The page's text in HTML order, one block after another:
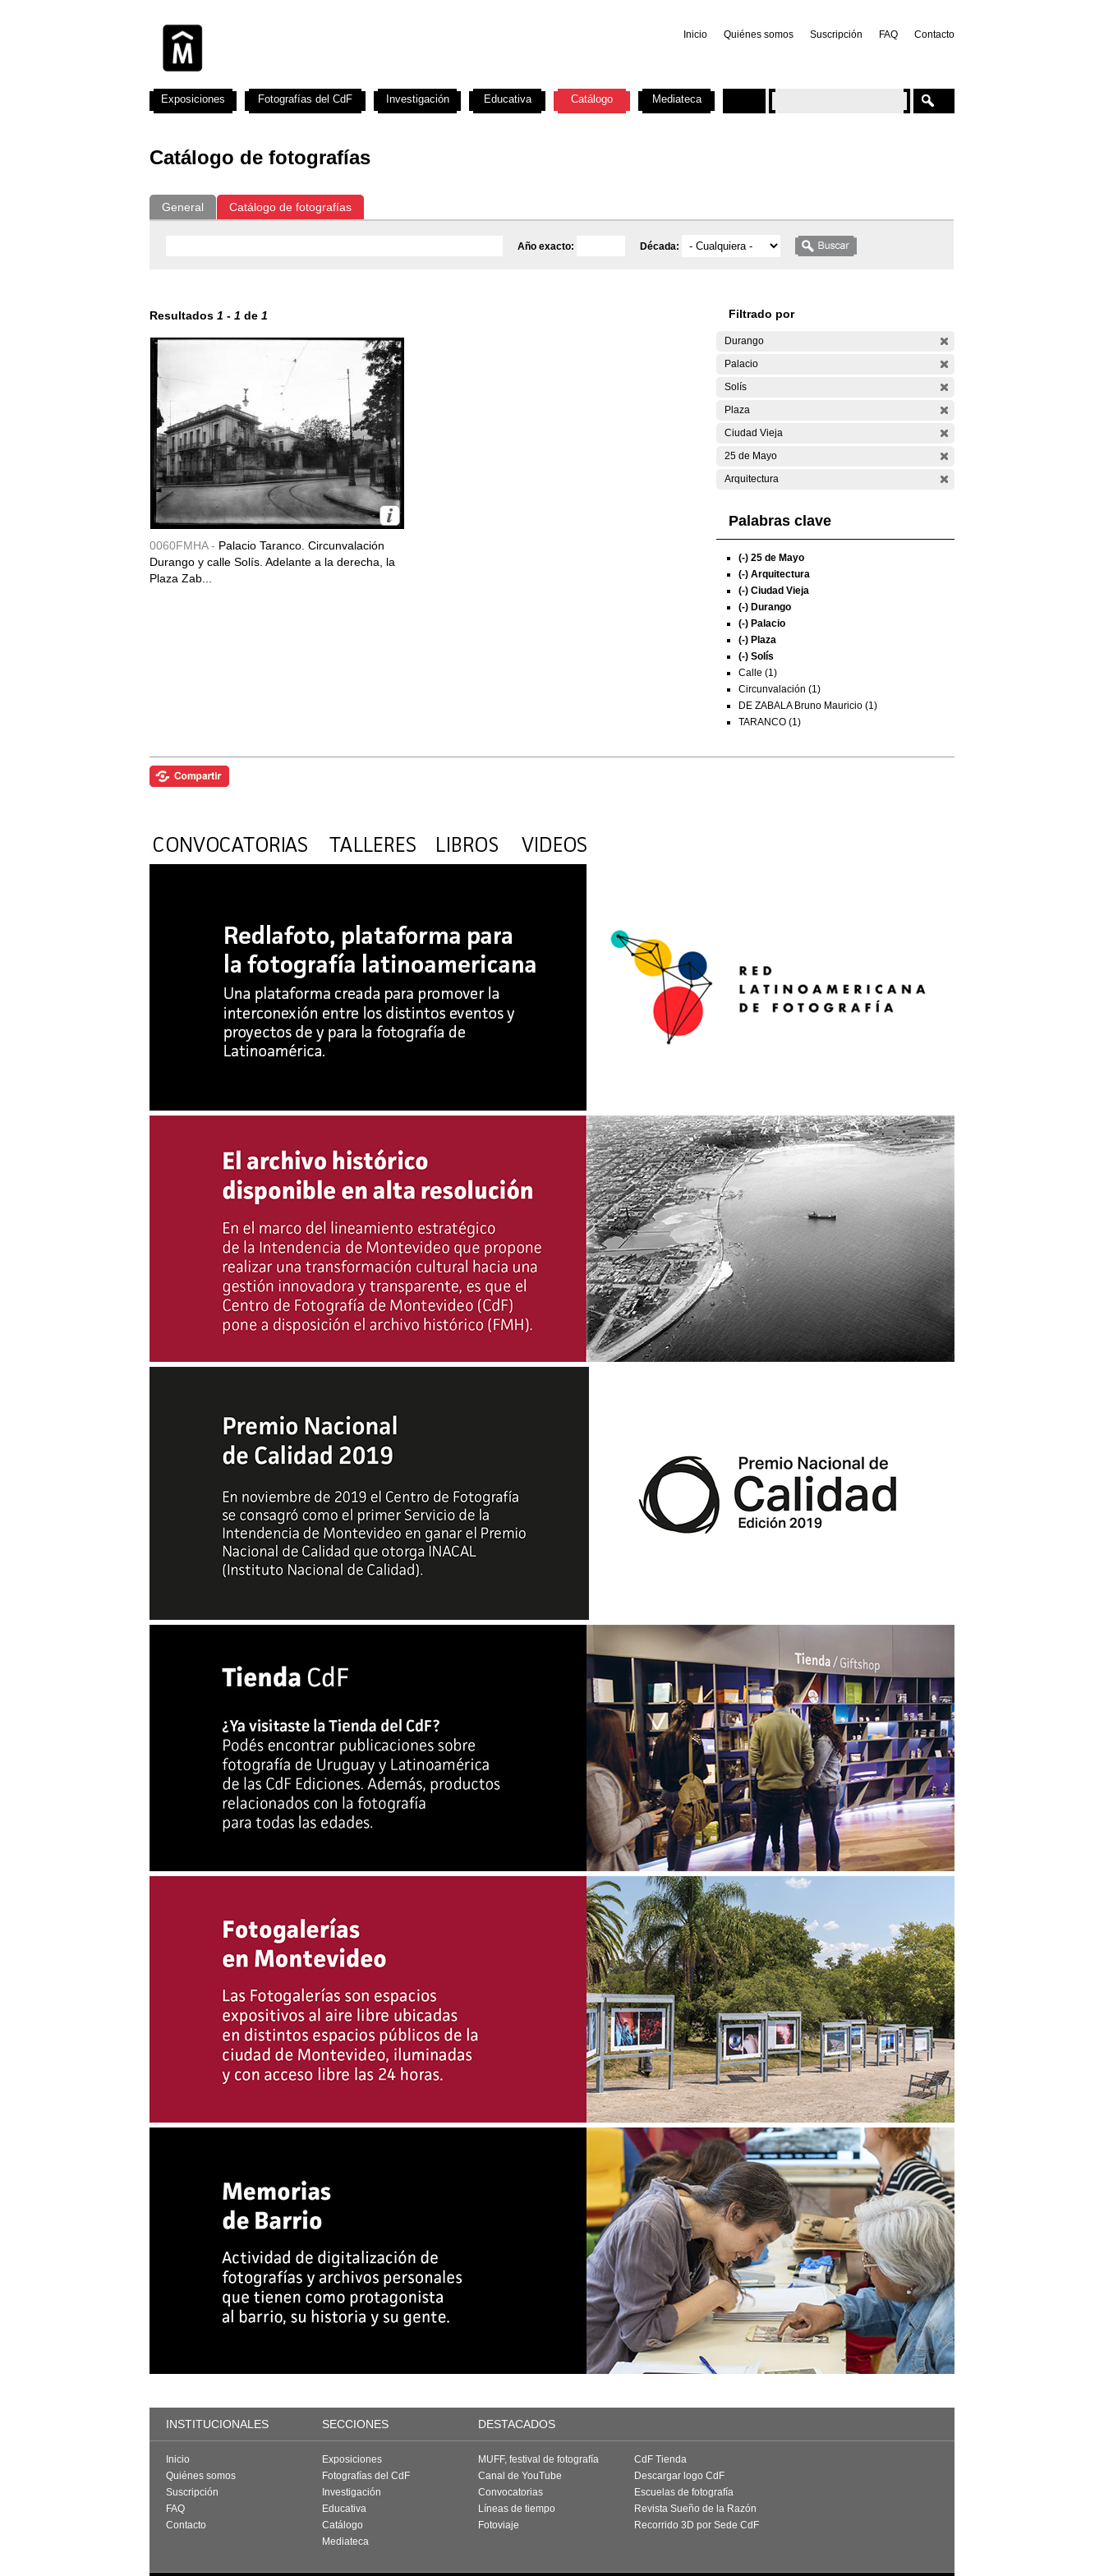
Inicio Quiénes somos Suscripción FAQ Contacto
Catálogo de fotografías
General Catálogo de fotografías
Año exacto: Década:
Resultados 1 - 1 de 1
0060FMHA - Palacio Taranco. Circunvalación
Durango y calle Solís. Adelante a la derecha, la
Plaza Zab...
Filtrado por
Durango
Palacio
Solís
Plaza
Ciudad Vieja
25 de Mayo
Arquitectura
Palabras clave
(-) 25 de Mayo
(-) Arquitectura
(-) Ciudad Vieja
(-) Durango
(-) Palacio
(-) Plaza
(-) Solís
Calle (1)
Circunvalación (1)
DE ZABALA Bruno Mauricio (1)
TARANCO (1)
Exposiciones Fotografías del CdF Investigación Educativa Catálogo Mediateca
INSTITUCIONALES SECCIONES DESTACADOS
Inicio
Quiénes somos
Suscripción
FAQ
Contacto
Exposiciones
Fotografías del CdF
Investigación
Educativa
Catálogo
Mediateca
MUFF, festival de fotografía
Canal de YouTube
Convocatorias
Líneas de tiempo
Fotoviaje
CdF Tienda
Descargar logo CdF
Escuelas de fotografía
Revista Sueño de la Razón
Recorrido 3D por Sede CdF